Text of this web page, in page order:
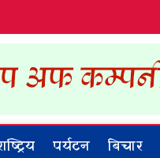
पर्यटन बिचार